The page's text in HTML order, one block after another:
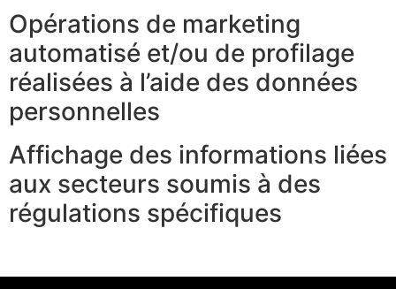
Opérations de marketing
automatisé et/ou de profilage
réalisées à l’aide des données
personnelles
Affichage des informations liées
aux secteurs soumis à des
régulations spécifiques